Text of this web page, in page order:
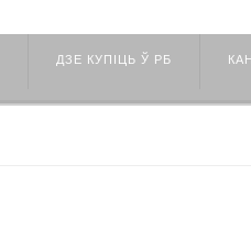
ДЗЕ КУПIЦЬ Ў РБ